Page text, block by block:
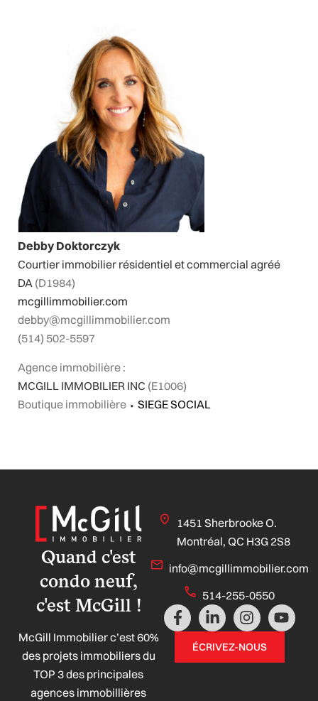
Debby Doktorczyk
Courtier immobilier résidentiel et commercial agréé
DA (D1984)
mcgillimmobilier.com
debby@mcgillimmobilier.com
(514) 502-5597
Agence immobilière :
MCGILL IMMOBILIER INC (E1006)
Boutique immobilière ⬩ SIEGE SOCIAL
Quand c'est
condo neuf,
c'est McGill !
McGill Immobilier c’est 60%
des projets immobiliers du
TOP 3 des principales
agences immobillières
1451 Sherbrooke O.
Montréal, QC H3G 2S8
info@mcgillimmobilier.com
514-255-0550
F
a
L
i
n
k
I
n
s
t
Y
o
ÉCRIVEZ-NOUS